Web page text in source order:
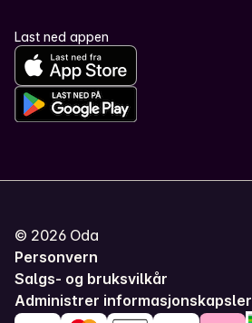
Last ned appen
© 2026 Oda
Personvern
Salgs- og bruksvilkår
Administrer informasjonskapsler